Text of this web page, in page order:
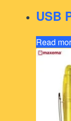
USB
Read